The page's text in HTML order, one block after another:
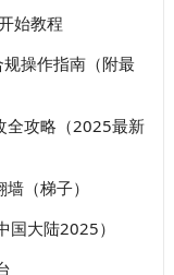
始教程
操作指南（附最
全攻略（2025最新
（梯子）
国大陆2025）